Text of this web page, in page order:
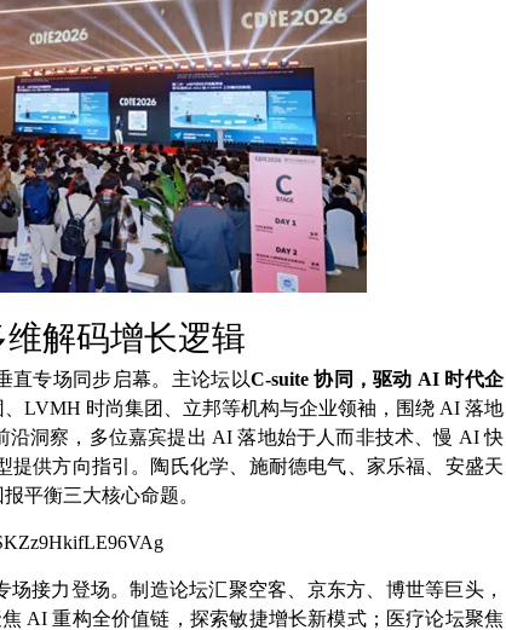
解码增长逻辑
直专场同步启幕。主论坛以C‑suite协同，驱动 AI 时代企
LVMH 时尚集团、立邦等机构与企业领袖，围绕 AI 落地
洞察，多位嘉宾提出 AI 落地始于人而非技术、慢 AI 快
供方向指引。陶氏化学、施耐德电气、家乐福、安盛天
平衡三大核心命题。
接力登场。制造论坛汇聚空客、京东方、博世等巨头，
AI 重构全价值链，探索敏捷增长新模式；医疗论坛聚焦